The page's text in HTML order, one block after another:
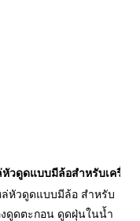
รุ่น PondoVac 4
หัวดูดแบบมีล้อสำหรับเครื่อ
ล่หัวดูดแบบมีล้อ สำหรับ
งดูดตะกอน ดูดฝุ่นในน้ำ